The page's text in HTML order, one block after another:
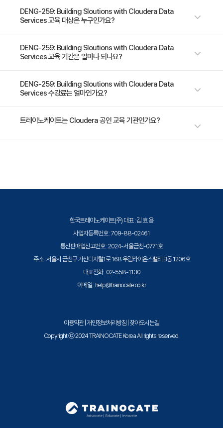
- Cloudera 머신러닝 소개
- 실습 세션: Cloudera AI를 활용한 모델 학습 및 배포
Workshop: Alpha Vantage를 활용한 주식 시장 분석
- Alpha Vantage API를 사용하여 주식 시장 데이터 요청 및
- 데이터 시각화: Cloudera Data Visualization을 활용하여
인사이트 있는 대시보드와 보고서 생성
이 3일간의 과정은 Cloudera 플랫폼 및 Cloudera Data Warehouse,
Cloudera Data Engineering, Cloudera Data Flow, Cloudera AI를 포
다. 참가자들은 Cloudera 생태계 내에서 데이터 워크플로우 및 분석 솔루션
을 설계하고, 구현하며, 최적화하는 실습 경험을 얻게 됩니다. 이 과정은 기
구축하기 위한 실질적인 전략들을 강조합니다. 핵심 주제에는 데이터 수집
및 처리, 스트림 관리, 쿼리 최적화, 머신러닝 통합, 그리고 운영 환경에서의
DENG-259: Building Sloutions with Cloudera Data
Services 교육 대상은 누구인가요?
이 과정은 Cloudera 플랫폼과 그 데이터 서비스가 솔루션 개발을 어떻게 지
원하는지에 대해 더 깊이 이해하고자 하는 데이터 엔지니어, 데이터 분석가,
이 과정은 데이터 엔지니어링 원칙(예: ETL 개념, 데이터 웨어하우징), 분석
개념(예: 기초 통계 분석, 데이터 시각화), 그리고 클라우드 서비스(예: 기본적
다. 또한 Linux 환경(예: 파일 시스템 탐색, 기본 명령어 사용)과 SQL(예: 기
본 쿼리 작성, 관계형 데이터베이스 개념 이해)에 대한 기본적인 숙련도가 요
DENG-259: Building Sloutions with Cloudera Data
Services 교육 기간은 얼마나 되나요?
3일 과정입니다. 상세 일정은 교육 페이지에서 확인하실 수 있습니다.
DENG-259: Building Sloutions with Cloudera Data
Services 수강료는 얼마인가요?
수강료는 2,281,000원(VAT 별도)입니다. 고용보험 환급 및 기업 할인 혜택
트레이노케이트는 Cloudera 공인 교육 기관인가요?
한국트레이노케이트(주) 대표 : 김 효 용
사업자등록번호 : 709-88-02461
통신판매업신고번호 : 2024-서울금천-0771호
주소 : 서울시 금천구 가산디지털1로 168 우림라이온스밸리 B동 1206호
대표전화 : 02-558-1130
이메일 : help@trainocate.co.kr
이용약관| 개인정보처리방침 찾아오시는길
Copyright ⓒ 2024 TRAINOCATE Korea All rights reserved.